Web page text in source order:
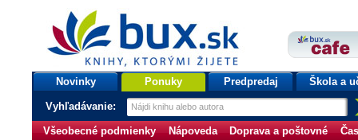
bux.sk
knihy, ktorými žijete
Úvodná stránka
Novinky Ponuky Predpredaj Škola a
Vyhľadávanie:
Všeobecné podmienky Nápoveda Doprava a poštovné